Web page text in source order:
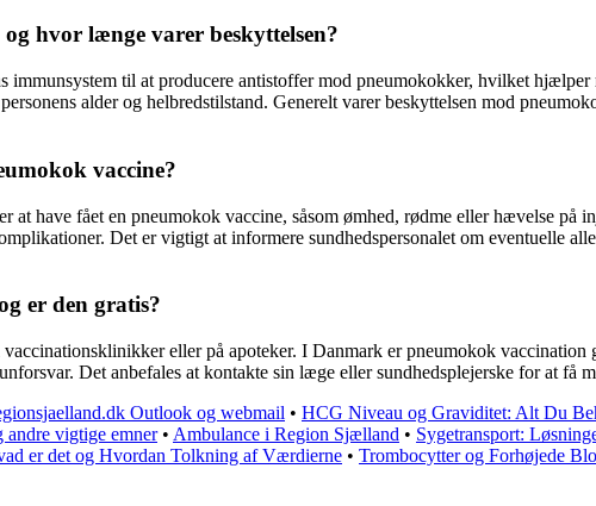
hvor længe varer beskyttelsen?
til at producere antistoffer mod pneumokokker, hvilket
alder og helbredstilstand. Generelt varer beskyttelsen mod
vaccine?
at have fået en pneumokok vaccine, såsom ømhed, rødme eller hævelse
Det er vigtigt at informere sundhedspersonalet om eventuelle
er den gratis?
eller på apoteker. I Danmark er pneumokok vaccination
Det anbefales at kontakte sin læge eller sundhedsplejerske for at
Outlook og webmail • HCG Niveau og Graviditet: Alt Du
andre vigtige emner• Ambulance i Region Sjælland • Sygetransport:
er det og Hvordan Tolkning af Værdierne • Trombocytter og Forhøjede